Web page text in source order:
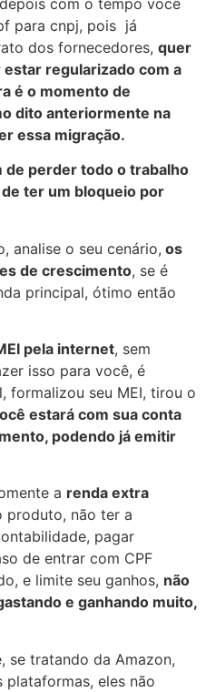
para cnpj, pois já
dos fornecedores, quer
regularizado com a
é o momento de
dito anteriormente na
essa migração.
de perder todo o trabalho
ter um bloqueio por
analise o seu cenário, os
de crescimento, se é
principal, ótimo então
pela internet, sem
isso para você, é
formalizou seu MEI, tirou o
estará com sua conta
podendo já emitir
a renda extra
produto, não ter a
pagar
de entrar com CPF
e limite seu ganhos, não
e ganhando muito,
se tratando da Amazon,
eles não